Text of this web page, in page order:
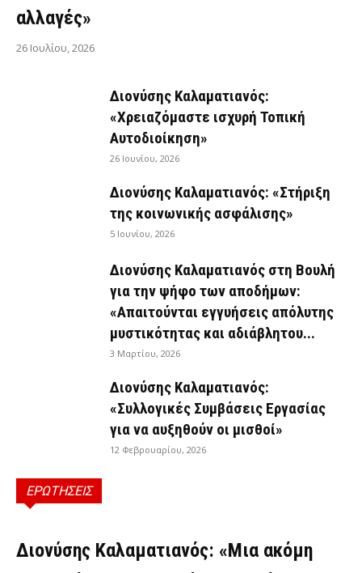
αλλαγές»
26 Ιουλίου, 2026
Διονύσης Καλαματιανός:
«Χρειαζόμαστε ισχυρή Τοπική
Αυτοδιοίκηση»
26 Ιουνίου, 2026
Διονύσης Καλαματιανός: «Στήριξη
της κοινωνικής ασφάλισης»
5 Ιουνίου, 2026
Διονύσης Καλαματιανός στη Βουλή
για την ψήφο των αποδήμων:
«Απαιτούνται εγγυήσεις απόλυτης
μυστικότητας και αδιάβλητου...
3 Μαρτίου, 2026
Διονύσης Καλαματιανός:
«Συλλογικές Συμβάσεις Εργασίας
για να αυξηθούν οι μισθοί»
12 Φεβρουαρίου, 2026
ΕΡΩΤΗΣΕΙΣ
ΕΡΩΤΉΣΕΙΣ
Διονύσης Καλαματιανός: «Μια ακόμη